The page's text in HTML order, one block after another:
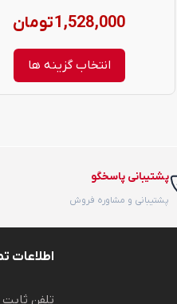
1,528,000تومان
انتخاب گزینه ها
انتخاب
پشتیبانی پاسخگو
پشتیبانی و مشاوره فروش
اطلاعات
تلفن ثابت